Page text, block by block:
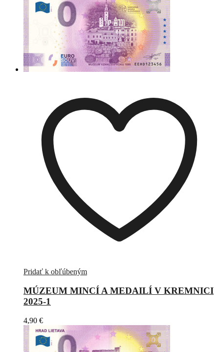
Pridať k obľúbeným
MÚZEUM MINCÍ A MEDAILÍ V KREMNICI
2025-1
4,90 €